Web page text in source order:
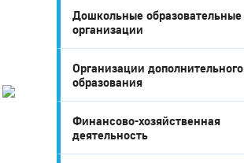
Глазов
Настоящее
Стратегия
Дошкольные образовательные
организации
Организации дополнительного
образования
Финансово-хозяйственная
деятельность